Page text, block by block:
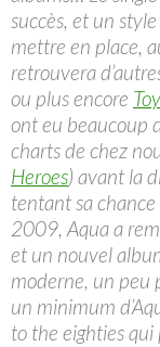
succès, et un
mettre en place,
retrouvera
ou plus encore
ont eu beaucoup
charts de chez
Heroes) avant la
tentant sa
2009, Aqua a
et un nouvel
moderne, un peu
un minimum
to the eighties